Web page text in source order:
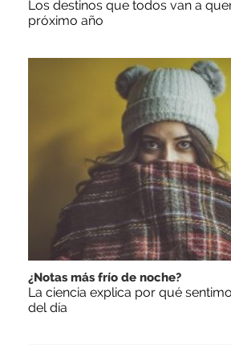
Los destinos que todos van a
próximo año
¿Notas más frío de noche?
La ciencia explica por qué
del día